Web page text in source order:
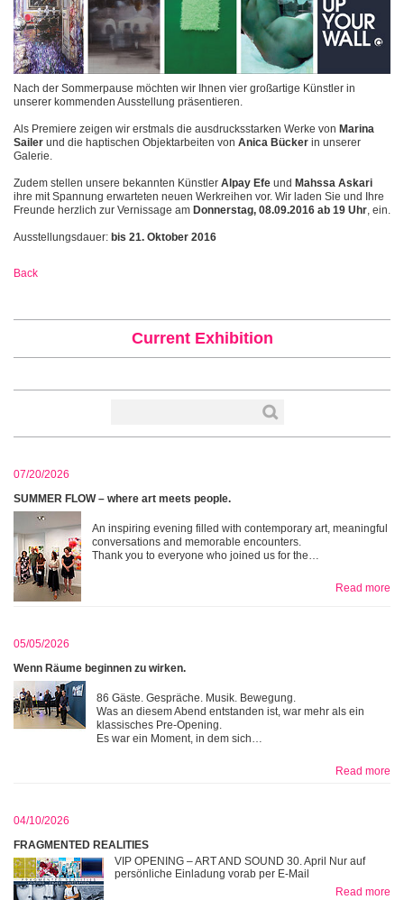
Nach der Sommerpause möchten wir Ihnen vier großartige Künstler in
unserer kommenden Ausstellung präsentieren.
Als Premiere zeigen wir erstmals die ausdrucksstarken Werke von Marina
Sailer und die haptischen Objektarbeiten von Anica Bücker in unserer
Galerie.
Zudem stellen unsere bekannten Künstler Alpay Efe und Mahssa Askari
ihre mit Spannung erwarteten neuen Werkreihen vor. Wir laden Sie und Ihre
Freunde herzlich zur Vernissage am Donnerstag, 08.09.2016 ab 19 Uhr, ein.
Ausstellungsdauer: bis 21. Oktober 2016
Back
Current Exhibition
07/20/2026
SUMMER FLOW – where art meets people.
An inspiring evening filled with contemporary art, meaningful
conversations and memorable encounters.
Thank you to everyone who joined us for the…
Read more
05/05/2026
Wenn Räume beginnen zu wirken.
86 Gäste. Gespräche. Musik. Bewegung.
Was an diesem Abend entstanden ist, war mehr als ein
klassisches Pre-Opening.
Es war ein Moment, in dem sich…
Read more
04/10/2026
FRAGMENTED REALITIES
VIP OPENING – ART AND SOUND 30. April Nur auf
persönliche Einladung vorab per E-Mail
Read more